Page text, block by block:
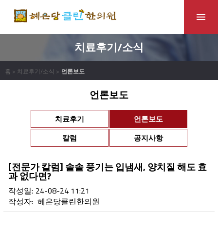
치료후기/소식
홈 > 치료후기/소식 > 언론보도
언론보도
치료후기
언론보도
칼럼
공지사항
[전문가 칼럼] 솔솔 풍기는 입냄새, 양치질 해도 효
과 없다면?
작성일: 24-08-24 11:21
작성자: 혜은당클린한의원